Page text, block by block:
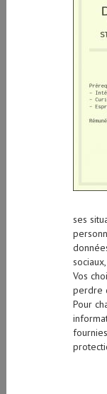
ses
Vos
perdre
Pour